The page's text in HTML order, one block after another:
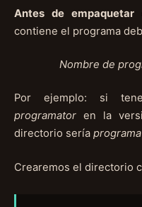
Antes de empaquetar
contiene el programa
Nombre de
Por ejemplo: si
programatoren la
directorio sería
Crearemos el directorio